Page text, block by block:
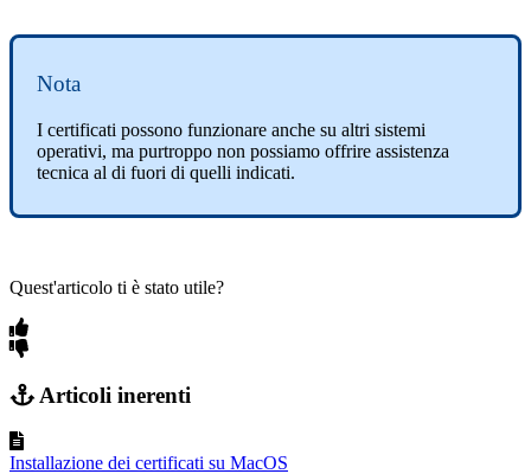
Nota
I certificati possono funzionare anche su altri sistemi
operativi, ma purtroppo non possiamo offrire assistenza
tecnica al di fuori di quelli indicati.
Quest'articolo ti è stato utile?
Articoli inerenti
Installazione dei certificati su MacOS